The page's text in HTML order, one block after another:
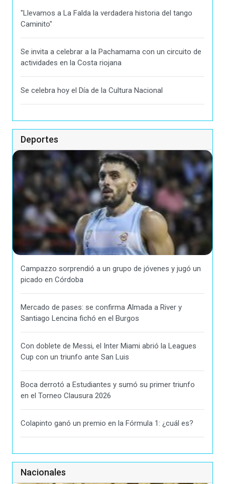
"Llevamos a La Falda la verdadera historia del tango
Caminito"
Se invita a celebrar a la Pachamama con un circuito de
actividades en la Costa riojana
Se celebra hoy el Día de la Cultura Nacional
Deportes
Campazzo sorprendió a un grupo de jóvenes y jugó un
picado en Córdoba
Mercado de pases: se confirma Almada a River y
Santiago Lencina fichó en el Burgos
Con doblete de Messi, el Inter Miami abrió la Leagues
Cup con un triunfo ante San Luis
Boca derrotó a Estudiantes y sumó su primer triunfo
en el Torneo Clausura 2026
Colapinto ganó un premio en la Fórmula 1: ¿cuál es?
Nacionales